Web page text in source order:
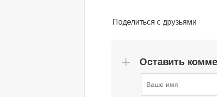
Поделиться с друзьями
Оставить